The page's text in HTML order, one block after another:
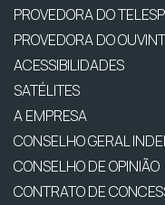
PROVEDORA DO
PROVEDORA DO
ACESSIBILIDADES
SATÉLITES
A EMPRESA
CONSELHO GERAL
CONSELHO DE OPINIÃO
CONTRATO DE